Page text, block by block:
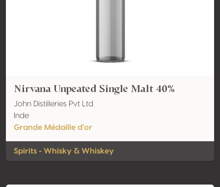
Nirvana Unpeated Single Malt 40%
John Distilleries Pvt Ltd
Inde
Grande Médaille d'or
Spirits - Whisky & Whiskey